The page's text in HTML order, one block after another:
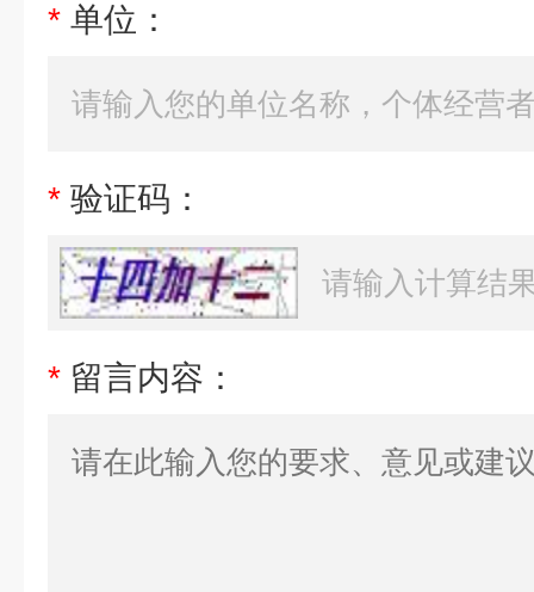
* 单位：
* 验证码：
* 留言内容：